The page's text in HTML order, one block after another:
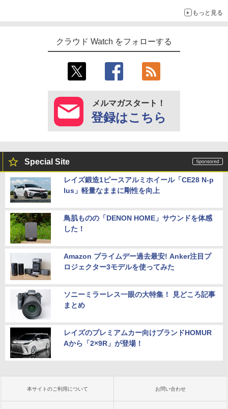
もっと見る
クラウド Watch をフォローする
メルマガスタート！
登録はこちら
Special Site
レイズ鍛造1ピースアルミホイール「CE28 N-p
lus」軽量なままに剛性を向上
鳥肌ものの「DENON HOME」サウンドを体感
した！
Amazon プライムデー過去最安! Anker注目プ
ロジェクター3モデルを使ってみた
ソニーミラーレス一眼の大特集！ 見どころ記事
まとめ
レイズのプレミアムカー向けブランドHOMUR
Aから「2×9R」が登場！
本サイトのご利用について お問い合わせ